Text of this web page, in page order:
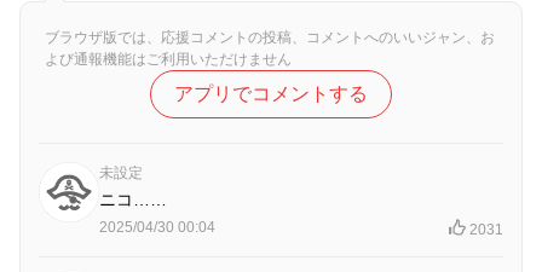
ブラウザ版では、応援コメントの投稿、コメントへのいいジャン、お
よび通報機能はご利用いただけません
アプリでコメントする
未設定
ニコ……
2025/04/30 00:04 2031